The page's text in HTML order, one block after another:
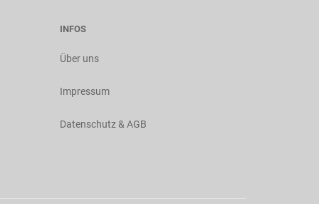
INFOS
Über uns
Impressum
Datenschutz & AGB